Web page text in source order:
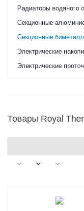
Радиаторы водяного
Секционные
Секционные
Электрические
Электрические
Товары Royal